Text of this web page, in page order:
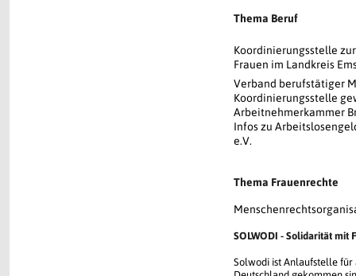
Thema Beruf
Koordinierungsstelle
Frauen im Landkreis
Verband berufstätiger
Koordinierungsstelle
Arbeitnehmerkammer
Infos zu
e.V.
Thema Frauenrechte
SOLWODI - Solidarität mit
Solwodi ist Anlaufstelle für